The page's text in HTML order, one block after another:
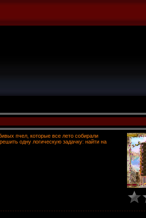
пчел, которые все лето собирали
одну логическую задачку: найти на